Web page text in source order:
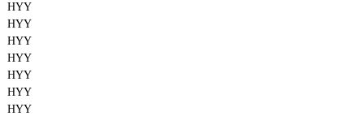
HYY
HYY
HYY
HYY
HYY
HYY
HYY